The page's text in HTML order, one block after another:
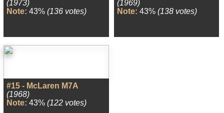
(1973)
Note: 43% (136 votes)
(1969)
Note: 43% (138 votes)
#15 - McLaren M7A
(1968)
Note: 43% (122 votes)